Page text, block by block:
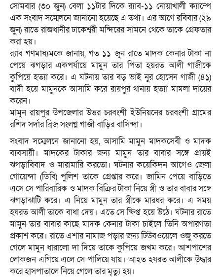
সোমবার (৩০ জুন) বেলা ১১টার দিকে র‌্যাব-১১ নোয়াখালী ক্যাম্পে
এক সংবাদ সম্মেলনে জানানো হয়েছে এ তথ্য। এর আগে রবিবার (২৯
জুন) রাতে রাজধানীর ঢাকেশ্বরী মন্দিরের সামনে থেকে তাকে গ্রেফতার
করা হয়।
র‌্যাব গণমাধ্যমকে জানায়, গত ১১ জুন রাতে মাদক কেনার টাকা না
পেয়ে ঝগড়ার একপর্যায়ে মামুন তার পিতা হয়রত আলী গাজীকে
কুপিয়ে হত্যা করে। এ ঘটনায় তার বড় ভাই নুর হোসেন গাজী (৪১)
বাদী হয়ে মামুনকে আসামি করে রায়পুর থানায় হত্যা মামলা দায়ের
করেন।
মামুন রায়পুর উপজেলার উত্তর চরবংশী ইউনিয়নের চরবংশী গ্রামের
রশিদ সর্দার ব্রিজ সংলগ্ন গাজী বাড়ির বাসিন্দা।
সংবাদ সম্মেলনে জানানো হয়, আসামি মামুন মাদকসেবী ও মাদক
ব্যবসায়ী। মাদকের টাকার জন্য মামুন তার বাবার সঙ্গে প্রায়ই
ঝগড়াবিবাদ ও মারামারি করতো। ঘটনার কয়েকিদন আগেও জেলা
গোয়েন্দা (ডিবি) পুলিশ তাকে গ্রেপ্তার করে। জামিন পেয়ে বাড়িতে
এসে সে পারিবারিক ও মাদক বিক্রির টাকা নিয়ে স্ত্রী ও তার বাবার সঙ্গে
ঝগড়াঝাটি করে। এ নিয়ে মামুন তার স্ত্রীকে মারধর করে। এ সময়
হযরত আলী তাকে বাধা দেয়। এতে সে ক্ষিপ্ত হয়ে উঠে। ঘটনার রাতে
মামুন তার বাবার কাছে মাদক কেনার টাকা চাইলে তিনি অপারগতা
প্রকাশ করে। রাতে এশার নামাজ পড়ার জন্য টিউবওয়েলে ওজু করতে
গেলে মামুন ধারালো দা দিয়ে তাকে কুপিয়ে জখম করে। আশপাশের
লোকজন এগিয়ে এলে সে পালিয়ে যায়। আহত হযরত আলীকে উদ্ধার
করে হাসপাতালে নিয়ে গেলে তার মৃত্যু হয়।